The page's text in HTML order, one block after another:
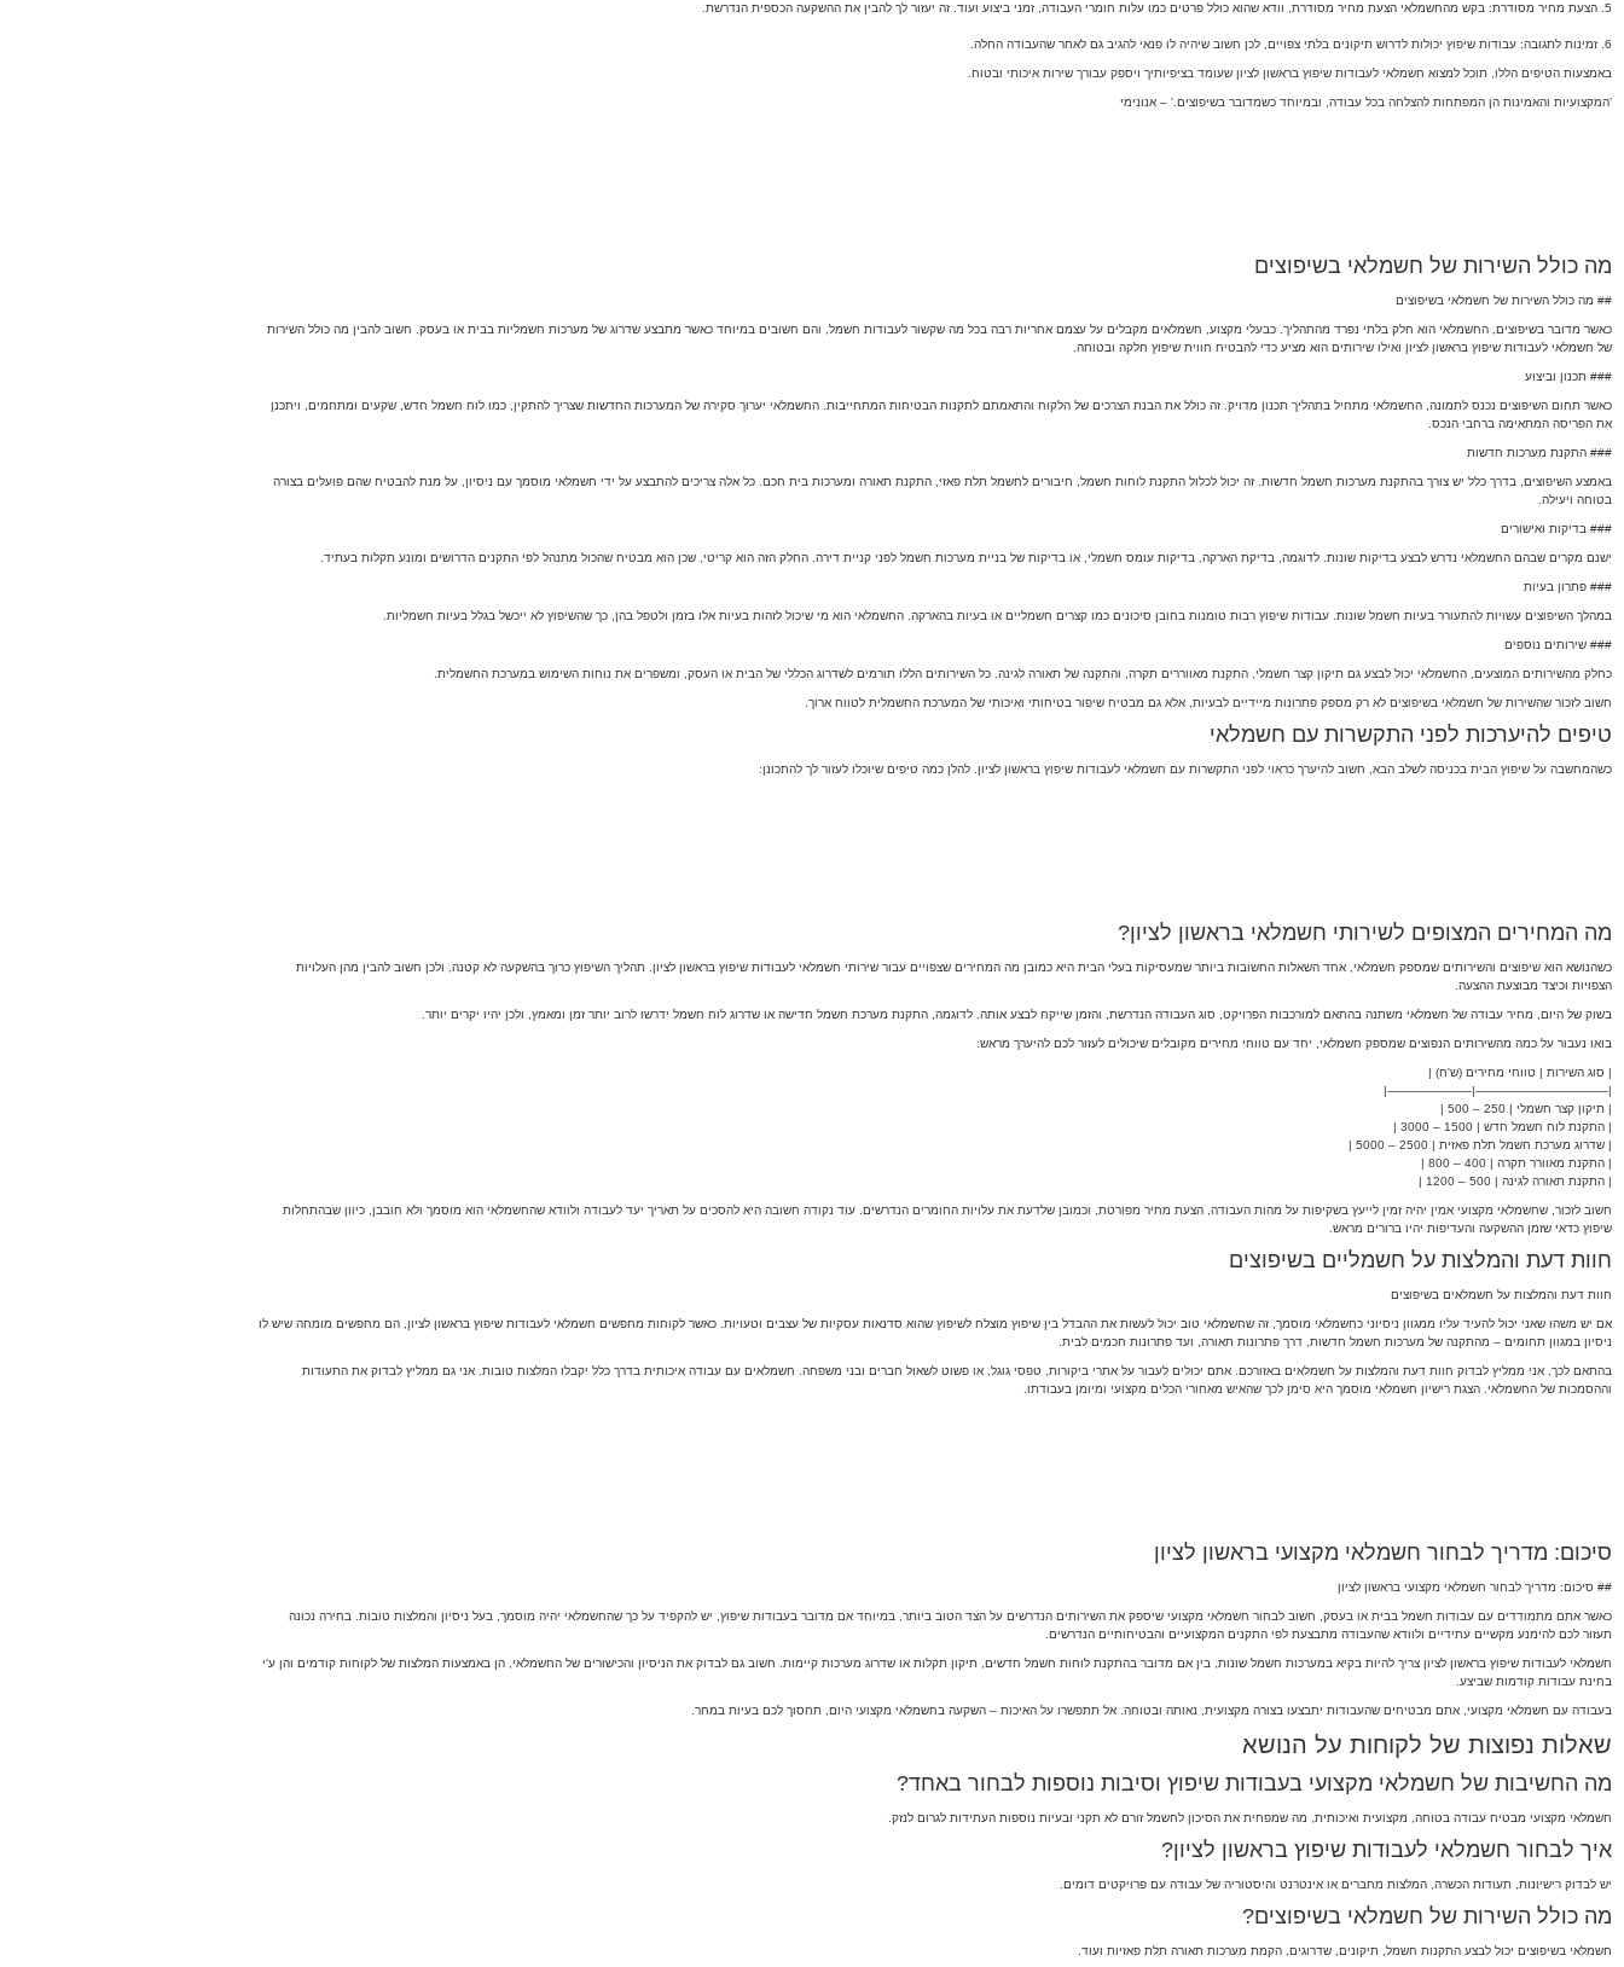
5. הצעת מחיר מסודרת: בקש מהחשמלאי הצעת מחיר מסודרת, וודא שהוא כולל פרטים כמו עלות חומרי העבודה, זמני ביצוע ועוד. זה יעזור לך להבין את ההשקעה הכספית הנדרשת.
6. זמינות לתגובה: עבודות שיפוץ יכולות לדרוש תיקונים בלתי צפויים, לכן חשוב שיהיה לו פנאי להגיב גם לאחר שהעבודה החלה.
באמצעות הטיפים הללו, תוכל למצוא חשמלאי לעבודות שיפוץ בראשון לציון שעומד בציפיותיך ויספק עבורך שירות איכותי ובטוח.
'המקצועיות והאמינות הן המפתחות להצלחה בכל עבודה, ובמיוחד כשמדובר בשיפוצים.' – אנונימי
מה כולל השירות של חשמלאי בשיפוצים
## מה כולל השירות של חשמלאי בשיפוצים
כאשר מדובר בשיפוצים, החשמלאי הוא חלק בלתי נפרד מהתהליך. כבעלי מקצוע, חשמלאים מקבלים על עצמם אחריות רבה בכל מה שקשור לעבודות חשמל, והם חשובים במיוחד כאשר מתבצע שדרוג של מערכות חשמליות בבית או בעסק. חשוב להבין מה כולל השירות
של חשמלאי לעבודות שיפוץ בראשון לציון ואילו שירותים הוא מציע כדי להבטיח חווית שיפוץ חלקה ובטוחה.
### תכנון וביצוע
כאשר תחום השיפוצים נכנס לתמונה, החשמלאי מתחיל בתהליך תכנון מדויק. זה כולל את הבנת הצרכים של הלקוח והתאמתם לתקנות הבטיחות המתחייבות. החשמלאי יערוך סקירה של המערכות החדשות שצריך להתקין, כמו לוח חשמל חדש, שקעים ומתחמים, ויתכנן
את הפריסה המתאימה ברחבי הנכס.
### התקנת מערכות חדשות
באמצע השיפוצים, בדרך כלל יש צורך בהתקנת מערכות חשמל חדשות. זה יכול לכלול התקנת לוחות חשמל, חיבורים לחשמל תלת פאזי, התקנת תאורה ומערכות בית חכם. כל אלה צריכים להתבצע על ידי חשמלאי מוסמך עם ניסיון, על מנת להבטיח שהם פועלים בצורה
בטוחה ויעילה.
### בדיקות ואישורים
ישנם מקרים שבהם החשמלאי נדרש לבצע בדיקות שונות. לדוגמה, בדיקת הארקה, בדיקות עומס חשמלי, או בדיקות של בניית מערכות חשמל לפני קניית דירה. החלק הזה הוא קריטי, שכן הוא מבטיח שהכול מתנהל לפי התקנים הדרושים ומונע תקלות בעתיד.
### פתרון בעיות
במהלך השיפוצים עשויות להתעורר בעיות חשמל שונות. עבודות שיפוץ רבות טומנות בחובן סיכונים כמו קצרים חשמליים או בעיות בהארקה. החשמלאי הוא מי שיכול לזהות בעיות אלו בזמן ולטפל בהן, כך שהשיפוץ לא ייכשל בגלל בעיות חשמליות.
### שירותים נוספים
כחלק מהשירותים המוצעים, החשמלאי יכול לבצע גם תיקון קצר חשמלי, התקנת מאווררים תקרה, והתקנה של תאורה לגינה. כל השירותים הללו תורמים לשדרוג הכללי של הבית או העסק, ומשפרים את נוחות השימוש במערכת החשמלית.
חשוב לזכור שהשירות של חשמלאי בשיפוצים לא רק מספק פתרונות מיידיים לבעיות, אלא גם מבטיח שיפור בטיחותי ואיכותי של המערכת החשמלית לטווח ארוך.
טיפים להיערכות לפני התקשרות עם חשמלאי
כשהמחשבה על שיפוץ הבית בכניסה לשלב הבא, חשוב להיערך כראוי לפני התקשרות עם חשמלאי לעבודות שיפוץ בראשון לציון. להלן כמה טיפים שיוכלו לעזור לך להתכונן:
מה המחירים המצופים לשירותי חשמלאי בראשון לציון?
כשהנושא הוא שיפוצים והשירותים שמספק חשמלאי, אחד השאלות החשובות ביותר שמעסיקות בעלי הבית היא כמובן מה המחירים שצפויים עבור שירותי חשמלאי לעבודות שיפוץ בראשון לציון. תהליך השיפוץ כרוך בהשקעה לא קטנה, ולכן חשוב להבין מהן העלויות
הצפויות וכיצד מבוצעת ההצעה.
בשוק של היום, מחיר עבודה של חשמלאי משתנה בהתאם למורכבות הפרויקט, סוג העבודה הנדרשת, והזמן שייקח לבצע אותה. לדוגמה, התקנת מערכת חשמל חדישה או שדרוג לוח חשמל ידרשו לרוב יותר זמן ומאמץ, ולכן יהיו יקרים יותר.
בואו נעבור על כמה מהשירותים הנפוצים שמספק חשמלאי, יחד עם טווחי מחירים מקובלים שיכולים לעזור לכם להיערך מראש:
| סוג השירות | טווחי מחירים (ש'ח) |
|———————————|———————|
| תיקון קצר חשמלי | 250 – 500 |
| התקנת לוח חשמל חדש | 1500 – 3000 |
| שדרוג מערכת חשמל תלת פאזית | 2500 – 5000 |
| התקנת מאוורר תקרה | 400 – 800 |
| התקנת תאורה לגינה | 500 – 1200 |
חשוב לזכור, שחשמלאי מקצועי אמין יהיה זמין לייעץ בשקיפות על מהות העבודה, הצעת מחיר מפורטת, וכמובן שלדעת את עלויות החומרים הנדרשים. עוד נקודה חשובה היא להסכים על תאריך יעד לעבודה ולוודא שהחשמלאי הוא מוסמך ולא חובבן, כיוון שבהתחלות
שיפוץ כדאי שזמן ההשקעה והעדיפות יהיו ברורים מראש.
חוות דעת והמלצות על חשמליים בשיפוצים
חוות דעת והמלצות על חשמלאים בשיפוצים
אם יש משהו שאני יכול להעיד עליו ממגוון ניסיוני כחשמלאי מוסמך, זה שחשמלאי טוב יכול לעשות את ההבדל בין שיפוץ מוצלח לשיפוץ שהוא סדנאות עסקיות של עצבים וטעויות. כאשר לקוחות מחפשים חשמלאי לעבודות שיפוץ בראשון לציון, הם מחפשים מומחה שיש לו
ניסיון במגוון תחומים – מהתקנה של מערכות חשמל חדשות, דרך פתרונות תאורה, ועד פתרונות חכמים לבית.
בהתאם לכך, אני ממליץ לבדוק חוות דעת והמלצות על חשמלאים באזורכם. אתם יכולים לעבור על אתרי ביקורות, טפסי גוגל, או פשוט לשאול חברים ובני משפחה. חשמלאים עם עבודה איכותית בדרך כלל יקבלו המלצות טובות. אני גם ממליץ לבדוק את התעודות
וההסמכות של החשמלאי. הצגת רישיון חשמלאי מוסמך היא סימן לכך שהאיש מאחורי הכלים מקצועי ומיומן בעבודתו.
סיכום: מדריך לבחור חשמלאי מקצועי בראשון לציון
## סיכום: מדריך לבחור חשמלאי מקצועי בראשון לציון
כאשר אתם מתמודדים עם עבודות חשמל בבית או בעסק, חשוב לבחור חשמלאי מקצועי שיספק את השירותים הנדרשים על הצד הטוב ביותר. במיוחד אם מדובר בעבודות שיפוץ, יש להקפיד על כך שהחשמלאי יהיה מוסמך, בעל ניסיון והמלצות טובות. בחירה נכונה
תעזור לכם להימנע מקשיים עתידיים ולוודא שהעבודה מתבצעת לפי התקנים המקצועיים והבטיחותיים הנדרשים.
חשמלאי לעבודות שיפוץ בראשון לציון צריך להיות בקיא במערכות חשמל שונות, בין אם מדובר בהתקנת לוחות חשמל חדשים, תיקון תקלות או שדרוג מערכות קיימות. חשוב גם לבדוק את הניסיון והכישורים של החשמלאי, הן באמצעות המלצות של לקוחות קודמים והן ע'י
בחינת עבודות קודמות שביצע.
בעבודה עם חשמלאי מקצועי, אתם מבטיחים שהעבודות יתבצעו בצורה מקצועית, נאותה ובטוחה. אל תתפשרו על האיכות – השקעה בחשמלאי מקצועי היום, תחסוך לכם בעיות במחר.
שאלות נפוצות של לקוחות על הנושא
מה החשיבות של חשמלאי מקצועי בעבודות שיפוץ וסיבות נוספות לבחור באחד?
חשמלאי מקצועי מבטיח עבודה בטוחה, מקצועית ואיכותית, מה שמפחית את הסיכון לחשמל זורם לא תקני ובעיות נוספות העתידות לגרום לנזק.
איך לבחור חשמלאי לעבודות שיפוץ בראשון לציון?
יש לבדוק רישיונות, תעודות הכשרה, המלצות מחברים או אינטרנט והיסטוריה של עבודה עם פרויקטים דומים.
מה כולל השירות של חשמלאי בשיפוצים?
חשמלאי בשיפוצים יכול לבצע התקנות חשמל, תיקונים, שדרוגים, הקמת מערכות תאורה תלת פאזיות ועוד.